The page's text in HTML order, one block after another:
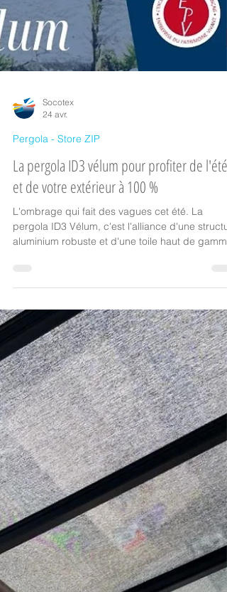
24 avr.
Pergola - Store ZIP
et de votre extérieur à 100 %
L'ombrage qui fait des vagues cet été. La
pergola ID3 Vélum, c'est l'alliance d'une
aluminium robuste et d'une toile haut de gamme
fabriquée sur mesure en France.